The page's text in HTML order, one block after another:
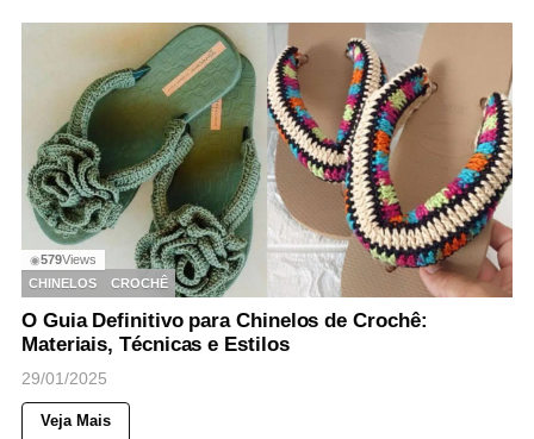
◉579Views
CHINELOS
CROCHÊ
O Guia Definitivo para Chinelos de Crochê:
Materiais, Técnicas e Estilos
29/01/2025
Veja Mais